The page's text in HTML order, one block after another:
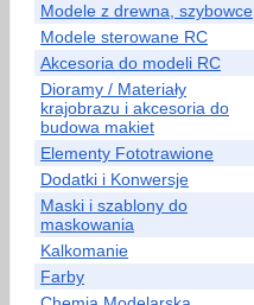
Modele z drewna, szybowce
Modele sterowane RC
Akcesoria do modeli RC
Dioramy / Materiały
krajobrazu i akcesoria do
budowa makiet
Elementy Fototrawione
Dodatki i Konwersje
Maski i szablony do
maskowania
Kalkomanie
Farby